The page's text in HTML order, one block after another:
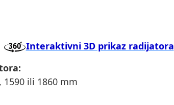
Interaktivni 3D prikaz radijatora
1590 ili 1860 mm